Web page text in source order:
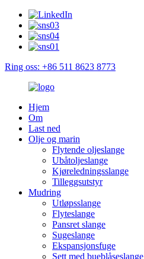
Ring oss: +86 511 8623 8773
Hjem
Om
Last ned
Olje og marin
Flytende oljeslange
Ubåtoljeslange
Kjøreledningsslange
Tilleggsutstyr
Mudring
Utløpsslange
Flyteslange
Pansret slange
Sugeslange
Ekspansjonsfuge
Sett med bueblåseslange